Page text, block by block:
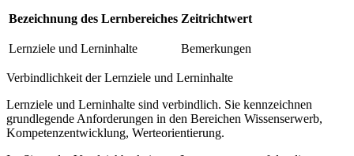
Bezeichnung des Lernbereiches Zeitrichtwert
Lernziele und Lerninhalte Bemerkungen
Verbindlichkeit der Lernziele und Lerninhalte
Lernziele und Lerninhalte sind verbindlich. Sie kennzeichnen
grundlegende Anforderungen in den Bereichen Wissenserwerb,
Kompetenzentwicklung, Werteorientierung.